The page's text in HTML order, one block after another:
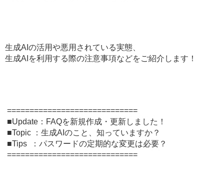
生成AIの活用や悪用されている実態、
生成AIを利用する際の注意事項などをご紹介します！
=============================
■Update：FAQを新規作成・更新しました！
■Topic ：生成AIのこと、知っていますか？
■Tips ：パスワードの定期的な変更は必要？
=============================